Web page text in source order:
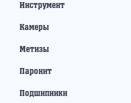
Инструмент
Камеры
Метизы
Паронит
Подшипники